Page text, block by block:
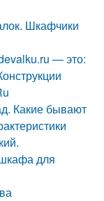
Шкафчики
— это:
Какие бывают
для